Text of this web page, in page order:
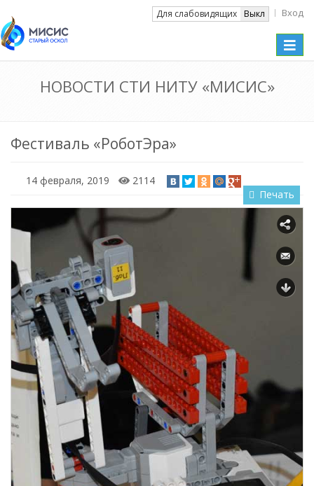
Для слабовидящих Выкл Вход
Toggle
НОВОСТИ СТИ НИТУ «МИСИС»
Фестиваль «РоботЭра»
14 февраля, 2019
2114
Печать